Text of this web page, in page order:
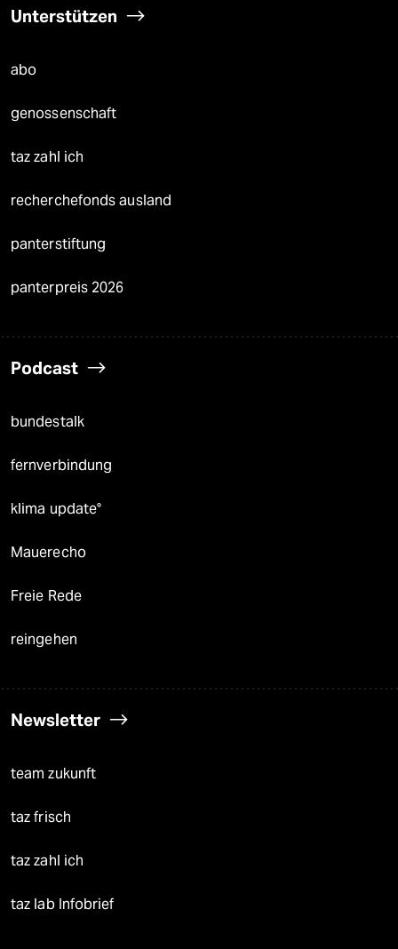
Unterstützen
abo
genossenschaft
taz zahl ich
recherchefonds ausland
panterstiftung
panterpreis 2026
Podcast
bundestalk
fernverbindung
klima update°
Mauerecho
Freie Rede
reingehen
Newsletter
team zukunft
taz frisch
taz zahl ich
taz lab Infobrief